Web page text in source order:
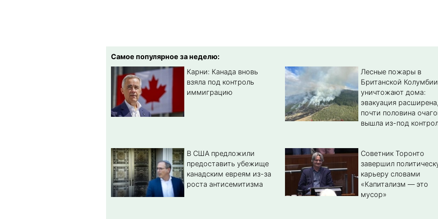
Самое популярное за неделю:
Карни: Канада вновь
взяла под контроль
иммиграцию
Лесные пожары в
Британской Колумбии
уничтожают дома:
эвакуация расширена,
почти половина
вышла из-под
В США предложили
предоставить убежище
канадским евреям из-за
роста антисемитизма
Советник Торонто
завершил
карьеру словами
«Капитализм — это
мусор»